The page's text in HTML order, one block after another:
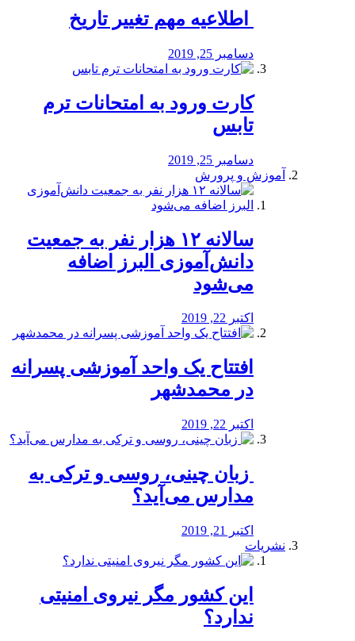
️ اطلاعیه مهم تغییر تاریخ
دسامبر 25, 2019
کارت ورود به امتحانات ترم
تابس
دسامبر 25, 2019
آموزش و پرورش
️سالانه ۱۲ هزار نفر به جمعیت
دانش‌آموزی البرز اضافه
می‌شود
اکتبر 22, 2019
افتتاح یک واحد آموزشی پسرانه
در محمدشهر
اکتبر 22, 2019
️ زبان چینی، روسی و ترکی به
مدارس می‌آید؟
اکتبر 21, 2019
نشریات
این کشور مگر نیروی امنیتی
ندارد؟